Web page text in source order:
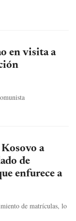
en visita a
a
de
enfurece a
de matrículas, lo